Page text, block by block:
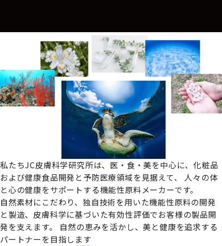
私たちJC皮膚科学研究所は、 医・食・美を中心に、化粧品
および健康食品開発と予防医療領域を見据えて、
人々の体
と心の健康をサポートする機能性原料メーカーです。
自然素材にこだわり、独自技術を用いた機能性原料の開発
と製造、皮膚科学に基づいた有効性評価でお客様の製品開
発を支えます。 自然の恵みを活かし、美と健康を追求する
パートナーを目指します